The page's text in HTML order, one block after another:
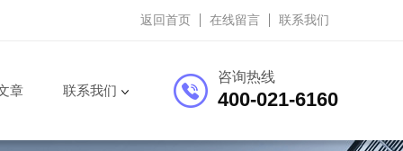
返回首页 在线留言 联系我们
咨询热线
400-021-6160
章 联系我们